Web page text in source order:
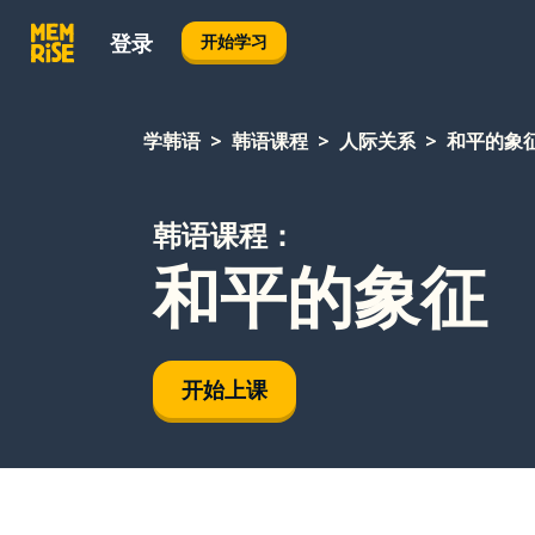
登录 开始学习
学韩语 韩语课程 人际关系 和平的象
韩语课程：
和平的象征
开始上课